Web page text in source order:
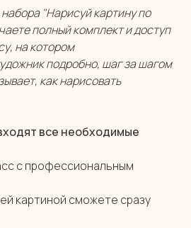
"Нарисуй картину по
полный комплект и доступ
на котором
подробно, шаг за шагом
как нарисовать
все необходимые
с профессиональным
картиной сможете сразу